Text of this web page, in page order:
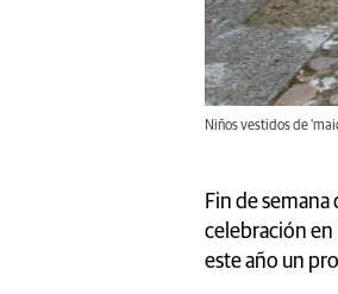
Niños vestidos de
Fin de
celebración en
este año un